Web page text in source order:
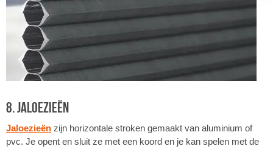
8. Jaloezieën
Jaloezieën zijn horizontale stroken gemaakt van aluminium of
pvc. Je opent en sluit ze met een koord en je kan spelen met de